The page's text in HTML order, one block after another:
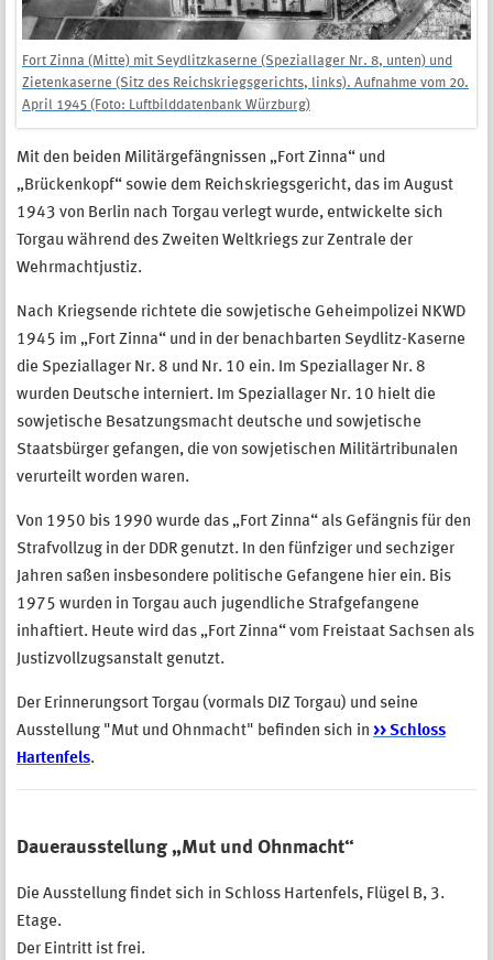
Fort Zinna (Mitte) mit Seydlitzkaserne (Speziallager Nr. 8, unten) und
Zietenkaserne (Sitz des Reichskriegsgerichts, links). Aufnahme vom 20.
April 1945 (Foto: Luftbilddatenbank Würzburg)
Mit den beiden Militärgefängnissen „Fort Zinna“ und
„Brückenkopf“ sowie dem Reichskriegsgericht, das im August
1943 von Berlin nach Torgau verlegt wurde, entwickelte sich
Torgau während des Zweiten Weltkriegs zur Zentrale der
Wehrmachtjustiz.
Nach Kriegsende richtete die sowjetische Geheimpolizei NKWD
1945 im „Fort Zinna“ und in der benachbarten Seydlitz-Kaserne
die Speziallager Nr. 8 und Nr. 10 ein. Im Speziallager Nr. 8
wurden Deutsche interniert. Im Speziallager Nr. 10 hielt die
sowjetische Besatzungsmacht deutsche und sowjetische
Staatsbürger gefangen, die von sowjetischen Militärtribunalen
verurteilt worden waren.
Von 1950 bis 1990 wurde das „Fort Zinna“ als Gefängnis für den
Strafvollzug in der DDR genutzt. In den fünfziger und sechziger
Jahren saßen insbesondere politische Gefangene hier ein. Bis
1975 wurden in Torgau auch jugendliche Strafgefangene
inhaftiert. Heute wird das „Fort Zinna“ vom Freistaat Sachsen als
Justizvollzugsanstalt genutzt.
Der Erinnerungsort Torgau (vormals DIZ Torgau) und seine
Ausstellung "Mut und Ohnmacht" befinden sich in >> Schloss
Hartenfels.
Dauerausstellung„Mut und Ohnmacht“
Die Ausstellung findet sich in Schloss Hartenfels, Flügel B, 3.
Etage.
Der Eintritt ist frei.